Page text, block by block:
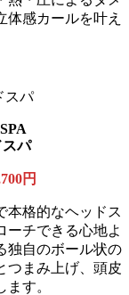
体感カールを叶え
スパ
円
本格的なヘッドス
ーチできる心地よ
独自のボール状の
つまみ上げ、頭皮
す。